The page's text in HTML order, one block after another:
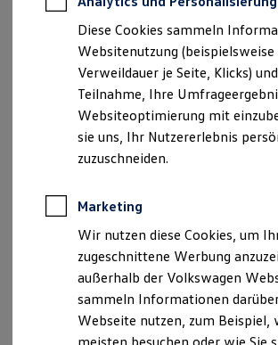
Kfz-Versicherung
Restschuldversicherungen
Garantien
Wartungsverträge
Geschäftskunden
Professional Class bei
Großkunden
Behörden
Direktkunden
Sonderfahrzeuge
Anpfiff zum Gewinn
Elektroautos
ID. Tutorials
Elektrofahrzeugkonzepte
Reichweite
Reichweite der ID. Modelle
Reichweite im Winter
Laden
Verantwortlich für die Inhalte auf dieser Seite ist
Hardenberg GmbH (Impressum & Rechtliches)
Abigstraße 2, 88662 Überlingen
info.ueb@grafhardenberg.de
Montag
Sonntag
Geschlossen
Diese Cookies sammeln
Websitenutzung
Verweildauer je Seite, Klicks)
Teilnahme, Ihre
Websiteoptimierung mit
sie uns, Ihr Nutzererlebnis
zuzuschneiden.
Marketing
Wir nutzen diese Cookies, um
zugeschnittene Werbung
außerhalb der Volkswagen
sammeln Informationen
Webseite nutzen, zum Beispiel,
meisten besuchen oder wie Sie